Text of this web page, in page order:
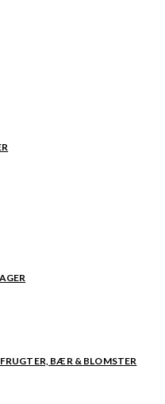
BÆR & BLOMSTER